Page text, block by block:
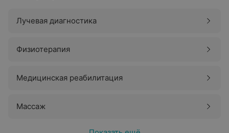
Лучевая диагностика
Физиотерапия
Медицинская реабилитация
Массаж